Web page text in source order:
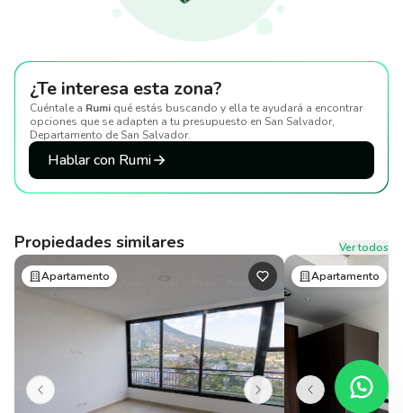
¿Te interesa esta zona?
Cuéntale a Rumi qué estás buscando y ella te ayudará a encontrar
opciones que se adapten a tu presupuesto en San Salvador,
Departamento de San Salvador.
Hablar con Rumi
Propiedades similares
Ver todos
Apartamento
Apartamento